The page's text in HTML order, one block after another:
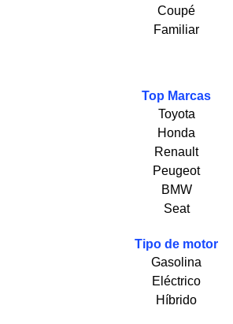
Coupé
Familiar
Top Marcas
Toyota
Honda
Renault
Peugeot
BMW
Seat
Tipo de motor
Gasolina
Eléctrico
Híbrido